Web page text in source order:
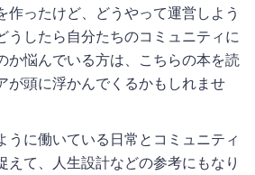
作ったけど、どうやって運営しよう
うしたら自分たちのコミュニティに
か悩んでいる方は、こちらの本を読
が頭に浮かんでくるかもしれませ
うに働いている日常とコミュニティ
えて、人生設計などの参考にもなり